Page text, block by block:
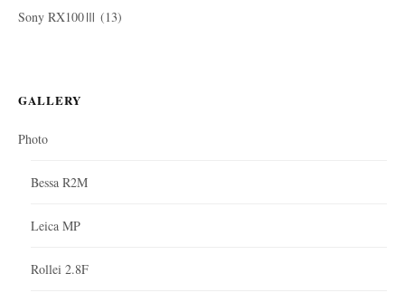
Sony RX100Ⅲ (13)
GALLERY
Photo
Bessa R2M
Leica MP
Rollei 2.8F